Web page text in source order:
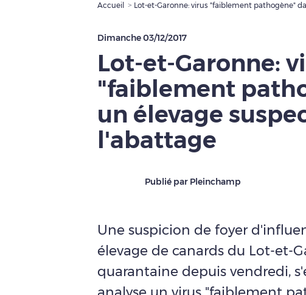
Accueil Lot-et-Garonne: virus "faiblement pathogène"
Dimanche 03/12/2017
Lot-et-Garonne:
"faiblement
un élevage
l'abattage
Publié par Pleinchamp
Une suspicion de foyer
élevage de canards du Lot-et-
quarantaine depuis vendredi,